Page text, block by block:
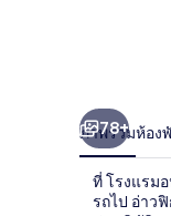
อร์
ปาร์ค
บี
78+
ภาพรวมห้อง
ที่ โรงแรม
รถไป อ่าว